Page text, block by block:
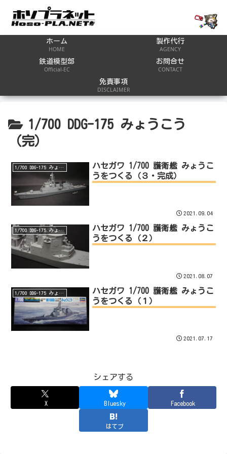
ホーム
HOME
製作代行
AGENCY
鉄道模型部
Official-EC
お問合せ
CONTACT
免責事項
DISCLAIMER
1/700 DDG-175 みょうこう
（完）
1/700 DDG-175 みょうこう（完）
ハセガワ 1/700 護衛艦 みょうこ
うをつくる（３・完成）
2021.09.04
1/700 DDG-175 みょうこう（完）
ハセガワ 1/700 護衛艦 みょうこ
うをつくる（２）
2021.08.07
1/700 DDG-175 みょうこう（完）
ハセガワ 1/700 護衛艦 みょうこ
うをつくる（１）
2021.07.17
シェアする
X Bluesky Facebook
はてブ